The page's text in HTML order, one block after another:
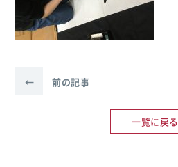
← 前の記事
一覧に戻る